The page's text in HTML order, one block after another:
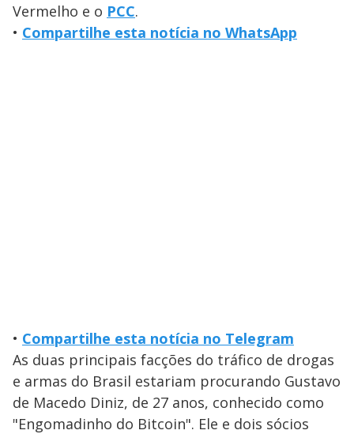
Vermelho e o PCC.
• Compartilhe esta notícia no WhatsApp
• Compartilhe esta notícia no Telegram
As duas principais facções do tráfico de drogas
e armas do Brasil estariam procurando Gustavo
de Macedo Diniz, de 27 anos, conhecido como
"Engomadinho do Bitcoin". Ele e dois sócios